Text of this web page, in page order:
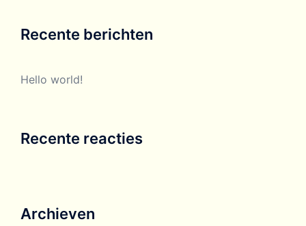
Recente berichten
Hello world!
Recente reacties
Archieven